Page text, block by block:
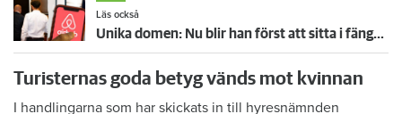
Läs också
Unika domen: Nu blir han först att sitta i fängelse för svartuthyrning
Turisternas goda betyg vänds mot kvinnan
I handlingarna som har skickats in till hyresnämnden